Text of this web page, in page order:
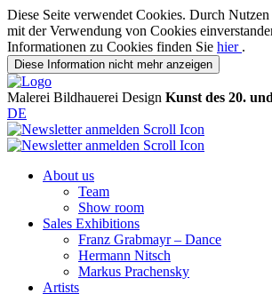
Diese Seite verwendet Cookies. Durch Nutzen
mit der Verwendung von Cookies
Informationen zu Cookies finden Sie hier .
Diese Information nicht mehr anzeigen
Malerei Bildhauerei Design Kunst des 20.
DE
About us
Team
Show room
Sales Exhibitions
Franz Grabmayr – Dance
Hermann Nitsch
Markus Prachensky
Artists